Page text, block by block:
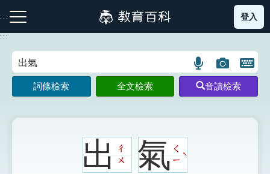
到
主
:::
注音索引圖示 筆畫索引圖示 部首索引表圖示
登入
:::
語
言
搜
圖
片
搜
開
鍵
圖
詞條檢索 全文檢索 音讀檢索
出ㄔ
ㄨ
氣ㄑ
ㄧ
ˋ